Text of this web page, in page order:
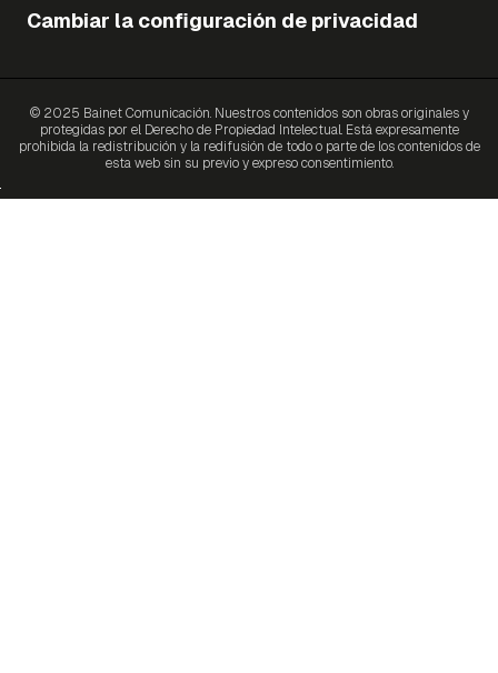
Cambiar la configuración de privacidad
© 2025 Bainet Comunicación. Nuestros contenidos son obras originales y
protegidas por el Derecho de Propiedad Intelectual. Está expresamente
prohibida la redistribución y la redifusión de todo o parte de los contenidos de
esta web sin su previo y expreso consentimiento.